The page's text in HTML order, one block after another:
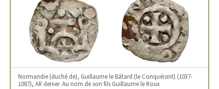
Normandie (duché de), Guillaume le Bâtard (le Conquérant) (1037-
1087), AR denier. Au nom de son fils Guillaume le Roux